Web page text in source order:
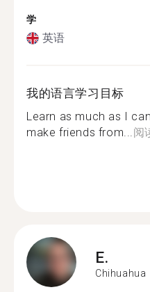
学
英语
我的语言学习目标
Learn as much as I
make friends from...阅
E.
Chihuahua